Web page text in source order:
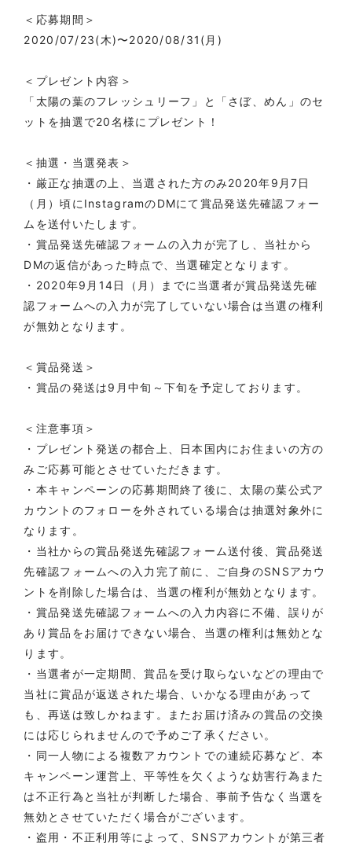
＜応募期間＞
2020/07/23(木)〜2020/08/31(月)
＜プレゼント内容＞
「太陽の葉のフレッシュリーフ」と「さぼ、めん」のセ
ットを抽選で20名様 にプレゼント！
＜抽選・当選発表＞
・厳正な抽選の上、当選された方のみ2020年9月7日
（月）頃にInstagramのDMにて賞品発送先確認フォー
ムを送付いたします。
・賞品発送先確認フォームの入力が完了し、当社から
DMの返信があった時点で、当選確定となります。
・2020年9月14日（月）までに当選者が賞品発送先確
認フォームへの入力が完了していない場合は当選の権利
が無効となります。
＜ 賞品発送＞
・賞品の発送は9月中旬～下旬を予定しております。
＜注意事項＞
・プレゼント発送の都合上、日本国内にお住まいの方の
みご応募可能とさせていただきます。
・本キャンペーンの応募期間終了後に、太陽の葉公式ア
カウントのフォローを外されている場合は抽選対象外に
なります。
・当社からの賞品発送先確認フォーム送付後、賞品発送
先確認フォームへの入力完了前に、ご自身のSNSアカウ
ントを削除した場合は、当選の権利が無効となります。
・賞品発送先確認フォームへの入力内容に不備、誤りが
あり賞品をお届けできない場合、当選の権利は無効とな
ります。
・当選者が一定期間、賞品を受け取らないなどの理由で
当社に賞品が返送された場合、いかなる理由があって
も、再送は致しかねます。またお届け済みの賞品の交換
には応じられませんので予めご了承ください。
・同一人物による複数アカウントでの連続応募など、本
キャンペーン運営上、平等性を欠くような妨害行為また
は不正行為と当社が判断した場合、事前予告なく当選を
無効とさせていただく場合がございます。
・盗用・不正利用等によって、 SNSアカウント が第三者